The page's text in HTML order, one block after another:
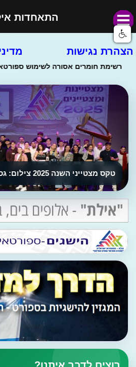
התאחדות
הצהרת נגישות
טקס מצטייני השנה 2025 צילום: גסטון קוריאל